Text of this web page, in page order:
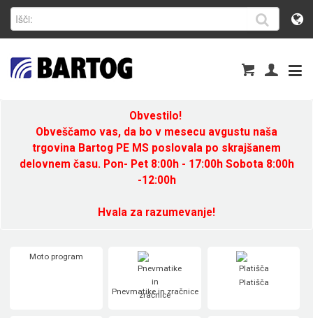
Obvestilo!
Obveščamo vas, da bo v mesecu avgustu naša
trgovina Bartog PE MS poslovala po skrajšanem
delovnem času. Pon- Pet 8:00h - 17:00h Sobota 8:00h
-12:00h
Hvala za razumevanje!
Moto program
Pnevmatike in zračnice
Platišča